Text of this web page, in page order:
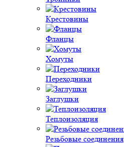
Крестовины
Фланцы
Хомуты
Переходники
Заглушки
Теплоизоляция
Резьбовые соединения